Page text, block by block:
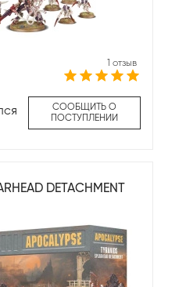
1 отзыв
СООБЩИТЬ О
ПОСТУПЛЕНИИ
DETACHMENT